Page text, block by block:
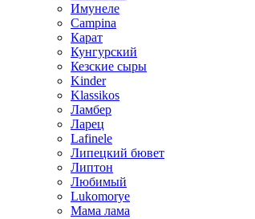
Имунеле
Campina
Карат
Кунгурский
Кезские сыры
Kinder
Klassikos
Ламбер
Ларец
Lafinele
Липецкий бювет
Липтон
Любимый
Lukomorye
Мама лама